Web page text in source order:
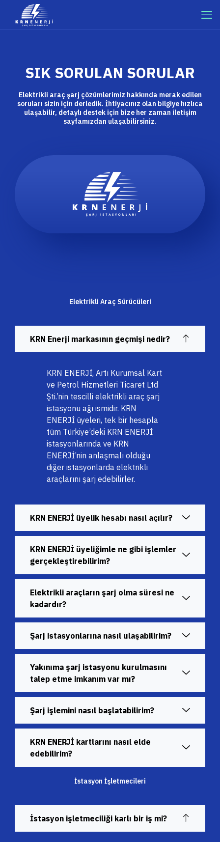
SIK SORULAN SORULAR
Elektrikli araç şarj çözümlerimiz hakkında merak edilen
soruları sizin için derledik. İhtiyacınız olan bilgiye hızlıca
ulaşabilir, detaylı destek için bize her zaman iletişim
sayfamızdan ulaşabilirsiniz.
Elektrikli Araç Sürücüleri
KRN Enerji markasının geçmişi nedir?
KRN ENERJİ, Artı Kurumsal Kart
ve Petrol Hizmetleri Ticaret Ltd
Şti.’nin tescilli elektrikli araç şarj
istasyonu ağı ismidir. KRN
ENERJİ üyeleri, tek bir hesapla
tüm Türkiye’deki KRN ENERJİ
istasyonlarında ve KRN
ENERJİ’nin anlaşmalı olduğu
diğer istasyonlarda elektrikli
araçlarını şarj edebilirler.
KRN ENERJİ üyelik hesabı nasıl açılır?
KRN ENERJİ üyeliğimle ne gibi işlemler
gerçekleştirebilirim?
Elektrikli araçların şarj olma süresi ne
kadardır?
Şarj istasyonlarına nasıl ulaşabilirim?
Yakınıma şarj istasyonu kurulmasını
talep etme imkanım var mı?
Şarj işlemini nasıl başlatabilirim?
KRN ENERJİ kartlarını nasıl elde
edebilirim?
İstasyon İşletmecileri
İstasyon işletmeciliği karlı bir iş mi?